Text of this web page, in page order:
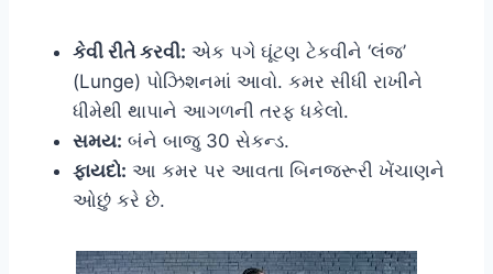
કેવી રીતે કરવી: એક પગે ઘૂંટણ ટેકવીને ‘લંજ’
(Lunge) પોઝિશનમાં આવો. કમર સીધી રાખીને
ધીમેથી થાપાને આગળની તરફ ધકેલો.
સમય: બંને બાજુ 30 સેકન્ડ.
ફાયદો: આ કમર પર આવતા બિનજરૂરી ખેંચાણને
ઓછું કરે છે.